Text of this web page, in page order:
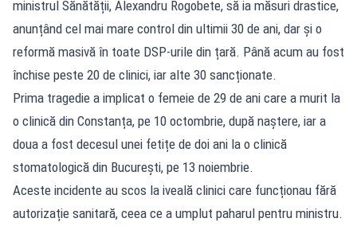
ministrul Sănătății, Alexandru Rogobete, să ia măsuri drastice,
anunțând cel mai mare control din ultimii 30 de ani, dar și o
reformă masivă în toate DSP-urile din țară. Până acum au fost
închise peste 20 de clinici, iar alte 30 sancționate.
Prima tragedie a implicat o femeie de 29 de ani care a murit la
o clinică din Constanța, pe 10 octombrie, după naștere, iar a
doua a fost decesul unei fetițe de doi ani la o clinică
stomatologică din București, pe 13 noiembrie.
Aceste incidente au scos la iveală clinici care funcționau fără
autorizație sanitară, ceea ce a umplut paharul pentru ministru.​